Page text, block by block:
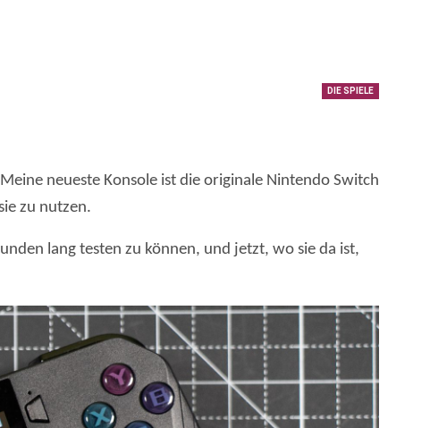
DIE SPIELE
neueste Konsole ist die originale Nintendo Switch
zu nutzen.
lang testen zu können, und jetzt, wo sie da ist,